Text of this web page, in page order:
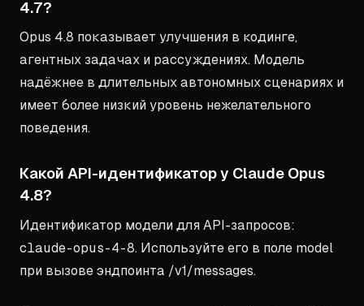
4.7?
Opus 4.8 показывает улучшения в кодинге,
агентных задачах и рассуждениях. Модель
надёжнее в длительных автономных сценариях и
имеет более низкий уровень нежелательного
поведения.
Какой API-идентификатор у Claude Opus
4.8?
Идентификатор модели для API-запросов:
claude-opus-4-8. Используйте его в поле model
при вызове эндпоинта /v1/messages.